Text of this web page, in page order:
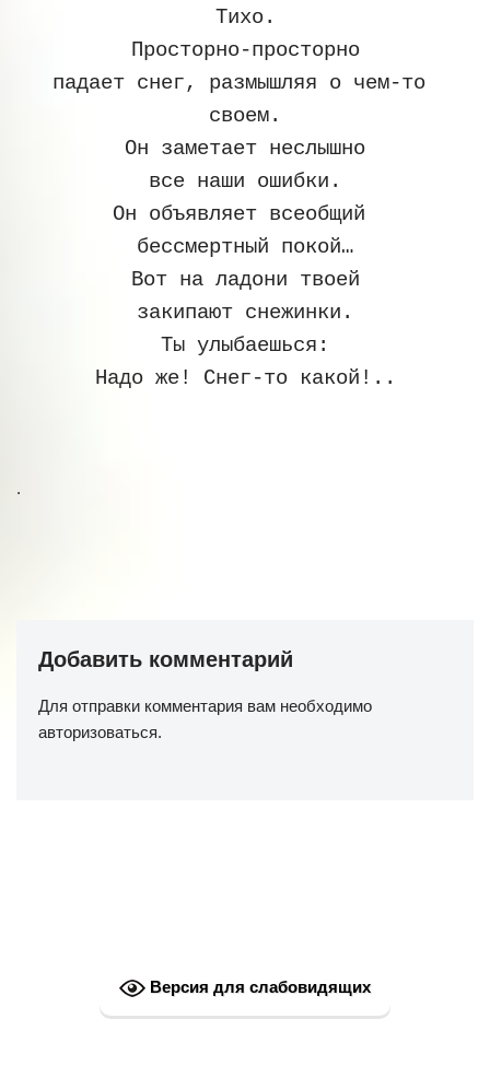
Тихо.
Просторно-просторно
падает снег, размышляя о чем-то
своем.
Он заметает неслышно
все наши ошибки.
Он объявляет всеобщий
бессмертный покой…
Вот на ладони твоей
закипают снежинки.
Ты улыбаешься:
Надо же! Снег-то какой!..
.
Добавить комментарий
Для отправки комментария вам необходимо
авторизоваться.
Версия для слабовидящих